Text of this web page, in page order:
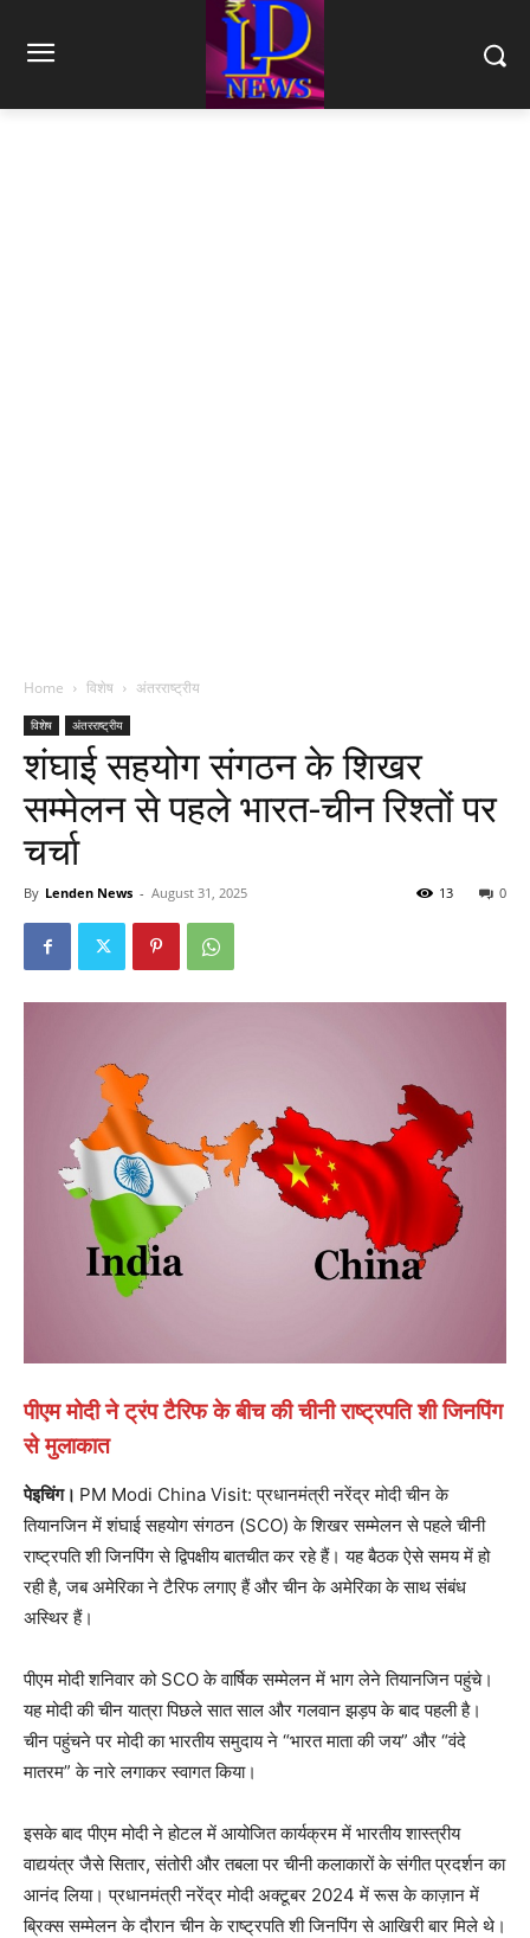
Home विशेष अंतरराष्ट्रीय
विशेष अंतरराष्ट्रीय
शंघाई सहयोग संगठन के शिखर
सम्मेलन से पहले भारत-चीन रिश्तों पर
चर्चा
By Lenden News - August 31, 2025 0
13
पीएम मोदी ने ट्रंप टैरिफ के बीच की चीनी राष्ट्रपति शी जिनपिंग
से मुलाकात
पेइचिंग। PM Modi China Visit: प्रधानमंत्री नरेंद्र मोदी चीन के
तियानजिन में शंघाई सहयोग संगठन (SCO) के शिखर सम्मेलन से पहले चीनी
राष्ट्रपति शी जिनपिंग से द्विपक्षीय बातचीत कर रहे हैं। यह बैठक ऐसे समय में हो
रही है, जब अमेरिका ने टैरिफ लगाए हैं और चीन के अमेरिका के साथ संबंध
अस्थिर हैं।
पीएम मोदी शनिवार को SCO के वार्षिक सम्मेलन में भाग लेने तियानजिन पहुंचे।
यह मोदी की चीन यात्रा पिछले सात साल और गलवान झड़प के बाद पहली है।
चीन पहुंचने पर मोदी का भारतीय समुदाय ने “भारत माता की जय” और “वंदे
मातरम” के नारे लगाकर स्वागत किया।
इसके बाद पीएम मोदी ने होटल में आयोजित कार्यक्रम में भारतीय शास्त्रीय
वाद्ययंत्र जैसे सितार, संतोरी और तबला पर चीनी कलाकारों के संगीत प्रदर्शन का
आनंद लिया। प्रधानमंत्री नरेंद्र मोदी अक्टूबर 2024 में रूस के काज़ान में
ब्रिक्स सम्मेलन के दौरान चीन के राष्ट्रपति शी जिनपिंग से आखिरी बार मिले थे।